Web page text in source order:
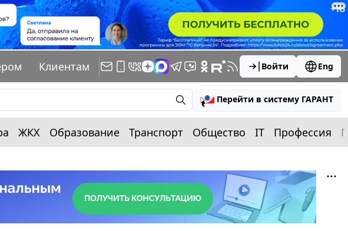
Клиентам Войти Eng
Перейти в систему ГАРАНТ
ЖКХ Образование Транспорт Общество IT Профессия